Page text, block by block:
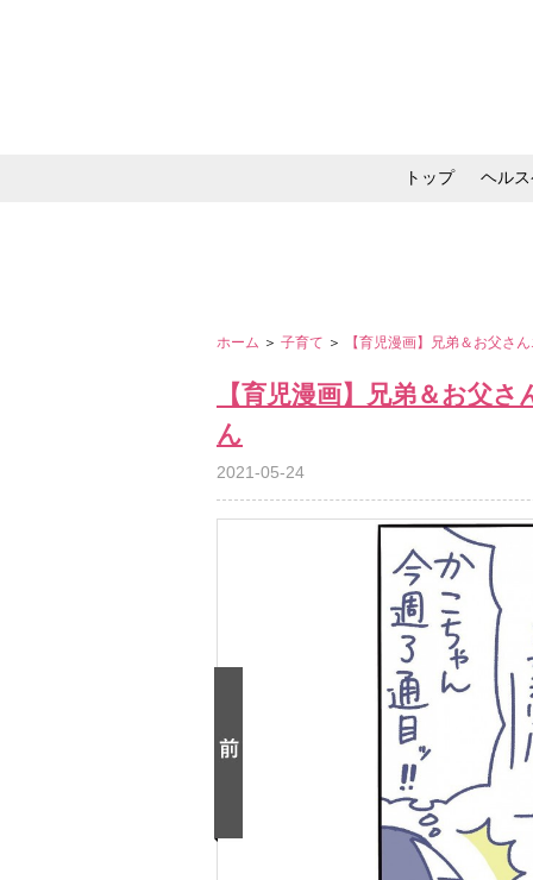
トップ ヘル
ホーム ＞ 子育て ＞ 【育児漫画】兄弟＆お父さ
【育児漫画】兄弟＆お父
ん
2021-05-24